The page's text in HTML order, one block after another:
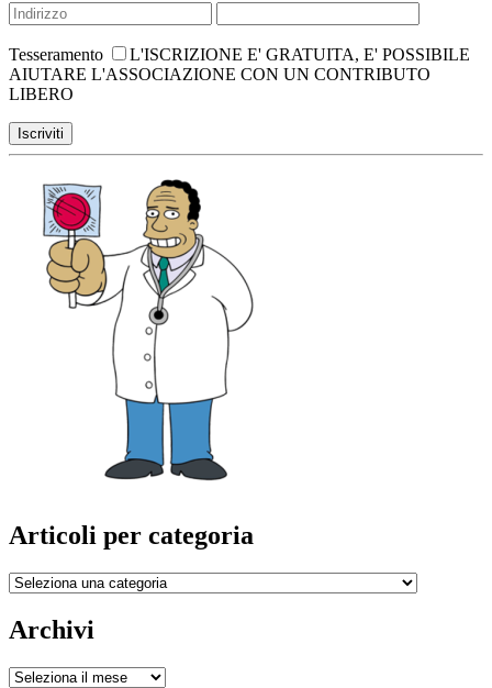
Tesseramento
L'ISCRIZIONE E' GRATUITA, E' POSSIBILE
AIUTARE L'ASSOCIAZIONE CON UN CONTRIBUTO
LIBERO
Articoli per categoria
Articoli
categoria
Archivi
Archivi